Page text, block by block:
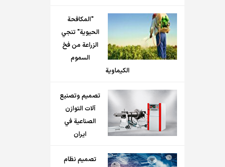
"المكافحة
الحيوية" تنجي
الزراعة من فخ
السموم
الكيماوية
تصميم وتصنيع
آلات التوازن
الصناعية في
ايران
تصميم نظام